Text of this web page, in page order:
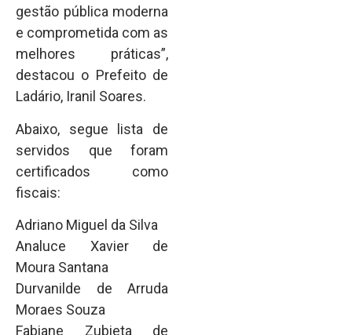
gestão pública moderna
e comprometida com as
melhores práticas”,
destacou o Prefeito de
Ladário, Iranil Soares.
Abaixo, segue lista de
servidos que foram
certificados como
fiscais:
Adriano Miguel da Silva
Analuce Xavier de
Moura Santana
Durvanilde de Arruda
Moraes Souza
Fabiane Zubieta de